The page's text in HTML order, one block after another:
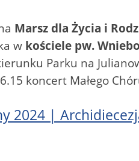
Marsz dla Życia i
w kościele pw.
Parku na
koncert Małego
2024 |